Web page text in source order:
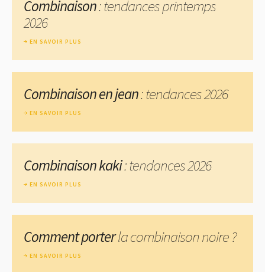
Combinaison: tendances printemps
2026
EN SAVOIR PLUS
Combinaison en jean: tendances 2026
EN SAVOIR PLUS
Combinaison kaki: tendances 2026
EN SAVOIR PLUS
Comment porterla combinaison noire ?
EN SAVOIR PLUS